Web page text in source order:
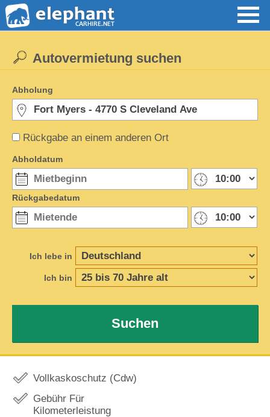
Rückgabe an einem anderen Ort
Autovermietung suchen
Abholung
Abholdatum
Rückgabedatum
Ich lebe in
Ich bin
Suchen
Vollkaskoschutz (Cdw)
Gebühr Für
Kilometerleistung